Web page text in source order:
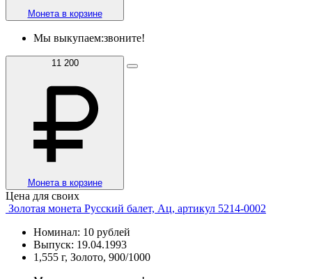
Монета в корзине
Мы выкупаем:звоните!
11 200
Монета в корзине
Цена для своих
Золотая монета Русский балет, Ац, артикул 5214-0002
Номинал: 10 рублей
Выпуск: 19.04.1993
1,555 г, Золото, 900/1000